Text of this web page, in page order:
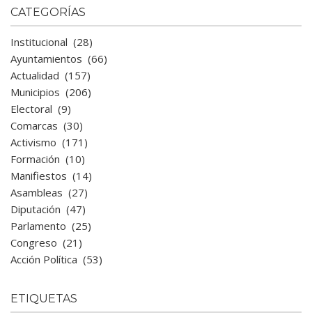
CATEGORÍAS
Institucional (28)
Ayuntamientos (66)
Actualidad (157)
Municipios (206)
Electoral (9)
Comarcas (30)
Activismo (171)
Formación (10)
Manifiestos (14)
Asambleas (27)
Diputación (47)
Parlamento (25)
Congreso (21)
Acción Política (53)
ETIQUETAS